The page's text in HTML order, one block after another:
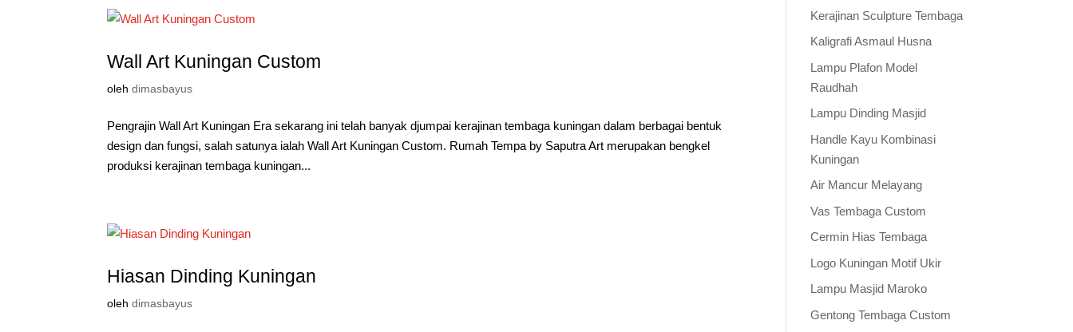
Wall Art Kuningan Custom
olehdimasbayus
Pengrajin Wall Art Kuningan Era sekarang ini telah banyak djumpai kerajinan tembaga kuningan dalam berbagai bentuk
design dan fungsi, salah satunya ialah Wall Art Kuningan Custom. Rumah Tempa by Saputra Art merupakan bengkel
produksi kerajinan tembaga kuningan...
Hiasan Dinding Kuningan
olehdimasbayus
Kerajinan Sculpture Tembaga
Kaligrafi Asmaul Husna
Lampu Plafon Model
Raudhah
Lampu Dinding Masjid
Handle Kayu Kombinasi
Kuningan
Air Mancur Melayang
Vas Tembaga Custom
Cermin Hias Tembaga
Logo Kuningan Motif Ukir
Lampu Masjid Maroko
Gentong Tembaga Custom